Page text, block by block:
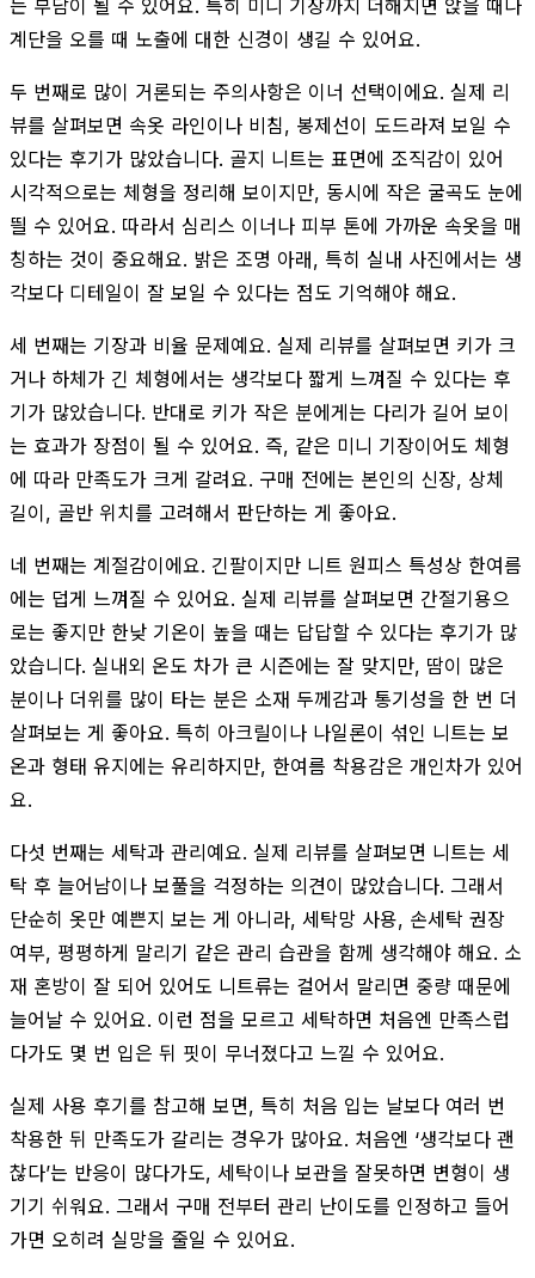
는 부담이 될 수 있어요. 특히 미니 기장까지 더해지면 앉을 때나
계단을 오를 때 노출에 대한 신경이 생길 수 있어요.
두 번째로 많이 거론되는 주의사항은 이너 선택이에요. 실제 리
뷰를 살펴보면 속옷 라인이나 비침, 봉제선이 도드라져 보일 수
있다는 후기가 많았습니다. 골지 니트는 표면에 조직감이 있어
시각적으로는 체형을 정리해 보이지만, 동시에 작은 굴곡도 눈에
띌 수 있어요. 따라서 심리스 이너나 피부 톤에 가까운 속옷을 매
칭하는 것이 중요해요. 밝은 조명 아래, 특히 실내 사진에서는 생
각보다 디테일이 잘 보일 수 있다는 점도 기억해야 해요.
세 번째는 기장과 비율 문제예요. 실제 리뷰를 살펴보면 키가 크
거나 하체가 긴 체형에서는 생각보다 짧게 느껴질 수 있다는 후
기가 많았습니다. 반대로 키가 작은 분에게는 다리가 길어 보이
는 효과가 장점이 될 수 있어요. 즉, 같은 미니 기장이어도 체형
에 따라 만족도가 크게 갈려요. 구매 전에는 본인의 신장, 상체
길이, 골반 위치를 고려해서 판단하는 게 좋아요.
네 번째는 계절감이에요. 긴팔이지만 니트 원피스 특성상 한여름
에는 덥게 느껴질 수 있어요. 실제 리뷰를 살펴보면 간절기용으
로는 좋지만 한낮 기온이 높을 때는 답답할 수 있다는 후기가 많
았습니다. 실내외 온도 차가 큰 시즌에는 잘 맞지만, 땀이 많은
분이나 더위를 많이 타는 분은 소재 두께감과 통기성을 한 번 더
살펴보는 게 좋아요. 특히 아크릴이나 나일론이 섞인 니트는 보
온과 형태 유지에는 유리하지만, 한여름 착용감은 개인차가 있어
요.
다섯 번째는 세탁과 관리예요. 실제 리뷰를 살펴보면 니트는 세
탁 후 늘어남이나 보풀을 걱정하는 의견이 많았습니다. 그래서
단순히 옷만 예쁜지 보는 게 아니라, 세탁망 사용, 손세탁 권장
여부, 평평하게 말리기 같은 관리 습관을 함께 생각해야 해요. 소
재 혼방이 잘 되어 있어도 니트류는 걸어서 말리면 중량 때문에
늘어날 수 있어요. 이런 점을 모르고 세탁하면 처음엔 만족스럽
다가도 몇 번 입은 뒤 핏이 무너졌다고 느낄 수 있어요.
실제 사용 후기를 참고해 보면, 특히 처음 입는 날보다 여러 번
착용한 뒤 만족도가 갈리는 경우가 많아요. 처음엔 ‘생각보다 괜
찮다’는 반응이 많다가도, 세탁이나 보관을 잘못하면 변형이 생
기기 쉬워요. 그래서 구매 전부터 관리 난이도를 인정하고 들어
가면 오히려 실망을 줄일 수 있어요.